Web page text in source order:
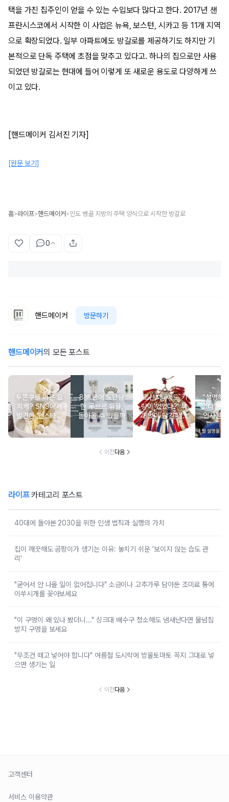
택을 가진 집주인이 얻을 수 있는 수입보다 많다고 한다. 2017년 샌
프란시스코에서 시작한 이 사업은 뉴욕, 보스턴, 시카고 등 11개 지역
으로 확장되었다. 일부 아파트에도 방갈로를 제공하기도 하지만 기
본적으로 단독 주택에 초점을 맞추고 있다고. 하나의 집으로만 사용
되었던 방갈로는 현대에 들어 이렇게 또 새로운 용도로 다양하게 쓰
이고 있다.
[핸드메이커 김서진 기자]
[원문 보기]
홈>라이프>핸드메이커 >인도 벵골 지방의 주택 양식으로 시작한 방갈로
0
핸드메이커 방문하기
핸드메이커의 모든 포스트
두쫀쿠를 이은 요
치케? SNS에서
발견한 ‘인스타그
래머블’한 케이크
8분 만에 도난당
한 루브르 유물,
돌아올 수 있을까
‘조선시대에도 키
링이 있었다?’ 복
과 멋이 담긴 열쇠
패
“설명해
없다”...
업사원
이전다음
라이프카테고리 포스트
40대에 돌아본 2030을 위한 인생 법칙과 실행의 가치
집이 깨끗해도 곰팡이가 생기는 이유: 놓치기 쉬운 '보이지 않는 습도 관
리'
"굳어서 안 나올 일이 없어집니다" 소금이나 고추가루 담아둔 조미료 통에
이쑤시개를 꽂아보세요
"이 구멍이 왜 있나 봤더니..." 싱크대 배수구 청소해도 냄새난다면 물넘침
방지 구멍을 보세요
"무조건 떼고 넣어야 합니다" 여름철 도시락에 방울토마토 꼭지 그대로 넣
으면 생기는 일
이전다음
고객센터
서비스 이용약관